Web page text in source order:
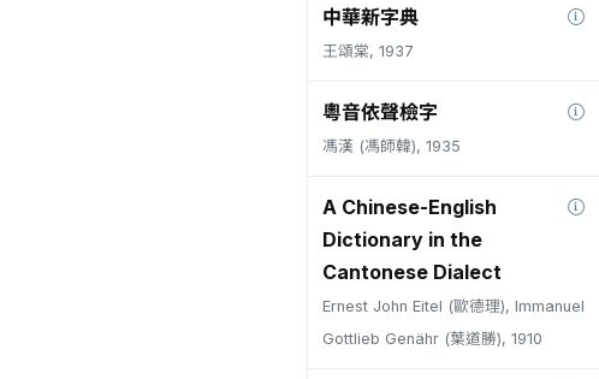
中華新字典
王頌棠, 1937
粵音依聲檢字
馮漢 (馮師韓), 1935
A Chinese-English
Dictionary in the
Cantonese Dialect
Ernest John Eitel (歐德理), Immanuel
Gottlieb Genähr (葉道勝), 1910